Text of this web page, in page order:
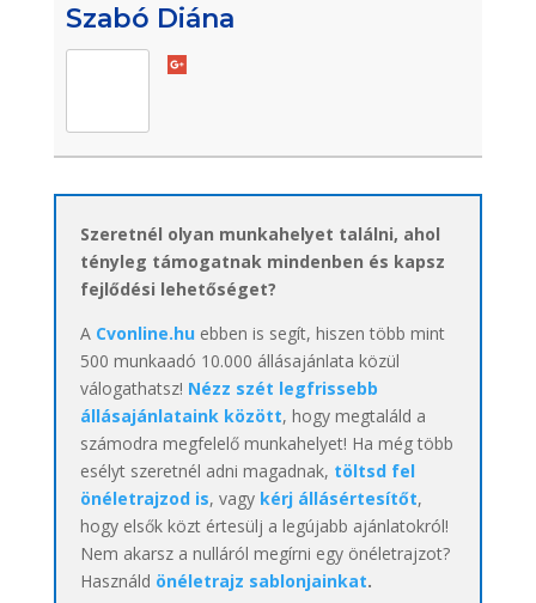
Szabó Diána
Szeretnél olyan munkahelyet találni, ahol
tényleg támogatnak mindenben és kapsz
fejlődési lehetőséget?
A Cvonline.huebben is segít, hiszen több mint
500 munkaadó 10.000 állásajánlata közül
válogathatsz! Nézz szét legfrissebb
állásajánlataink között, hogy megtaláld a
számodra megfelelő munkahelyet! Ha még több
esélyt szeretnél adni magadnak, töltsd fel
önéletrajzod is, vagy kérj állásértesítőt,
hogy elsők közt értesülj a legújabb ajánlatokról!
Nem akarsz a nulláról megírni egy önéletrajzot?
Használd önéletrajz sablonjainkat.